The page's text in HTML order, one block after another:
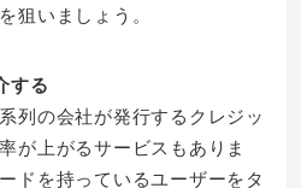
狙いましょう。
する
列の会社が発行するクレジッ
が上がるサービスもありま
ドを持っているユーザーをタ